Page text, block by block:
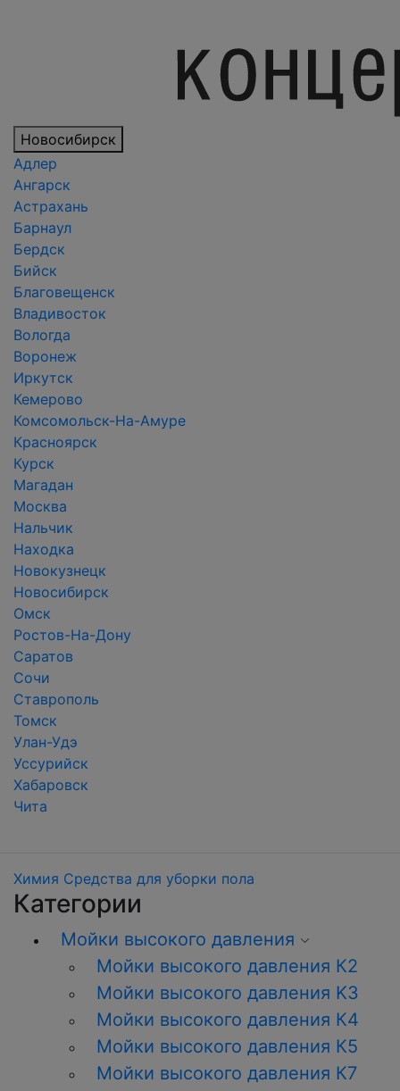
Новосибирск
Адлер
Ангарск
Астрахань
Барнаул
Бердск
Бийск
Благовещенск
Владивосток
Вологда
Воронеж
Иркутск
Кемерово
Комсомольск-На-Амуре
Красноярск
Курск
Магадан
Москва
Нальчик
Находка
Новокузнецк
Новосибирск
Омск
Ростов-На-Дону
Саратов
Сочи
Ставрополь
Томск
Улан-Удэ
Уссурийск
Хабаровск
Чита
Химия Средства для уборки пола
Категории
Мойки высокого давления
Мойки высокого давления К2
Мойки высокого давления K3
Мойки высокого давления К4
Мойки высокого давления К5
Мойки высокого давления К7